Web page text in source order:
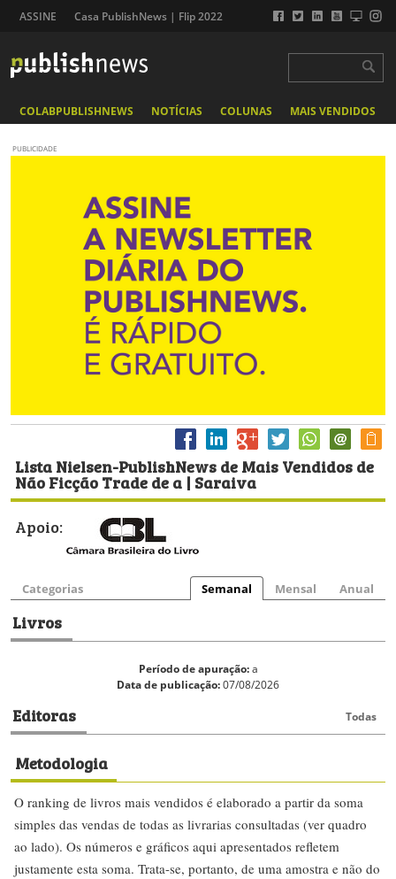
ASSINE Casa PublishNews | Flip 2022
COLABPUBLISHNEWS NOTÍCIAS COLUNAS MAIS VENDIDOS
PUBLICIDADE
Lista Nielsen-PublishNews de Mais Vendidos de
Não Ficção Trade de a | Saraiva
Apoio:
Categorias Semanal Mensal Anual
Livros
Período de apuração:a
Data de publicação:07/08/2026
Editoras Todas
Metodologia
O ranking de livros mais vendidos é elaborado a partir da soma
simples das vendas de todas as livrarias consultadas (ver quadro
ao lado). Os números e gráficos aqui apresentados refletem
justamente esta soma. Trata-se, portanto, de uma amostra e não do